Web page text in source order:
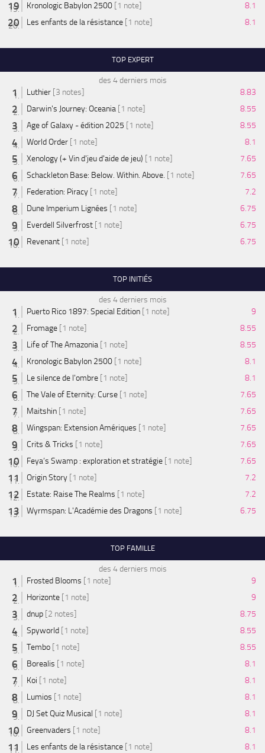
Kronologic Babylon 2500 [1 note]
8.1
Les enfants de la résistance [1 note] 8.1
TOP EXPERT
des 4 derniers mois
Luthier [3 notes]
8.83
Darwin's Journey: Oceania [1 note]
8.55
Age of Galaxy - édition 2025 [1 note]
8.55
World Order [1 note]
8.1
Xenology (+ Vin d'jeu d'aide de jeu) [1 note]
7.65
Schackleton Base: Below. Within. Above. [1 note]
7.65
Federation: Piracy [1 note]
7.2
Dune Imperium Lignées [1 note]
6.75
Everdell Silverfrost [1 note]
6.75
Revenant [1 note] 6.75
TOP INITIÉS
des 4 derniers mois
Puerto Rico 1897: Special Edition [1 note]
9
Fromage [1 note]
8.55
Life of The Amazonia [1 note]
8.55
Kronologic Babylon 2500 [1 note]
8.1
Le silence de l'ombre [1 note]
8.1
The Vale of Eternity: Curse [1 note]
7.65
Maitshin [1 note]
7.65
Wingspan: Extension Amériques [1 note]
7.65
Crits & Tricks [1 note]
7.65
Feya’s Swamp : exploration et stratégie [1 note]
7.65
Origin Story [1 note]
7.2
Estate: Raise The Realms [1 note]
7.2
Wyrmspan: L'Académie des Dragons [1 note] 6.75
TOP FAMILLE
des 4 derniers mois
Frosted Blooms [1 note]
9
Horizonte [1 note]
9
dnup [2 notes]
8.75
Spyworld [1 note]
8.55
Tembo [1 note]
8.55
Borealis [1 note]
8.1
Koi [1 note]
8.1
Lumios [1 note]
8.1
DJ Set Quiz Musical [1 note]
8.1
Greenvaders [1 note]
8.1
Les enfants de la résistance [1 note]
8.1